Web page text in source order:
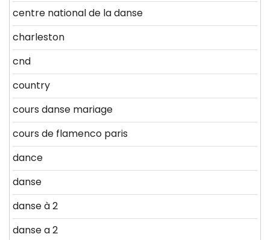
centre national de la danse
charleston
cnd
country
cours danse mariage
cours de flamenco paris
dance
danse
danse à 2
danse a 2